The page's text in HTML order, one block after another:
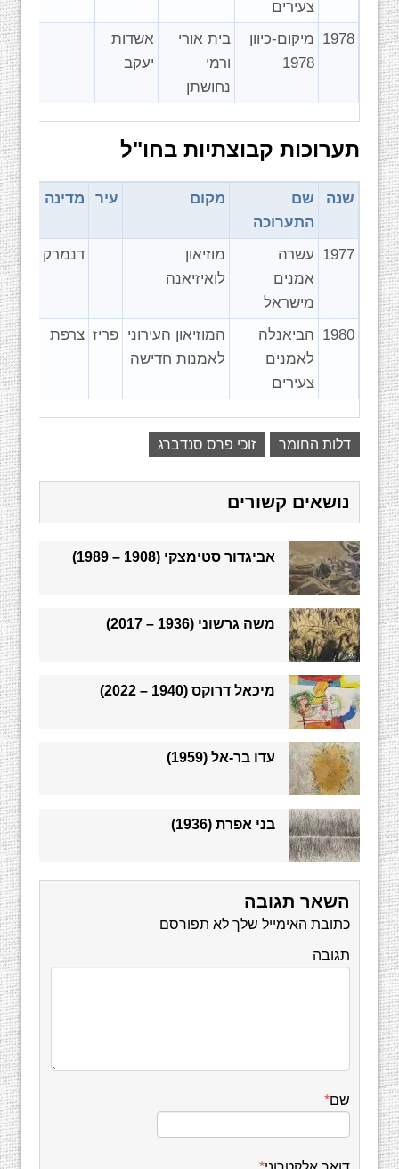
צעירים
1978 מיקום-כיוון
1978
בית אורי
ורמי
נחושתן
אשדות
יעקב
תערוכות קבוצתיות בחו"ל
שנה
שם
התערוכה
מקום עיר מדינה
1977 עשרה
אמנים
מישראל
מוזיאון
לואיזיאנה
דנמרק
1980 הביאנלה
לאמנים
צעירים
המוזיאון העירוני
לאמנות חדישה
פריז צרפת
דלות החומר זוכי פרס סנדברג
נושאים קשורים
אביגדור סטימצקי (1908 – 1989)
משה גרשוני (1936 – 2017)
מיכאל דרוקס (1940 – 2022)
עדו בר-אל (1959)
בני אפרת (1936)
השאר תגובה
כתובת האימייל שלך לא תפורסם
תגובה
שם*